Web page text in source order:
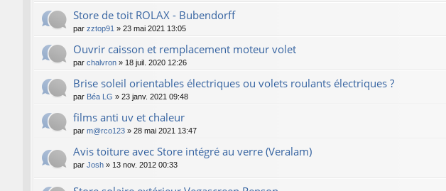
Store de toit ROLAX - Bubendorff
par zztop91 » 23 mai 2021 13:05
Ouvrir caisson et remplacement moteur volet
par chalvron » 18 juil. 2020 12:26
Brise soleil orientables électriques ou volets roulants électriques ?
par Béa LG » 23 janv. 2021 09:48
films anti uv et chaleur
par m@rco123 » 28 mai 2021 13:47
Avis toiture avec Store intégré au verre (Veralam)
par Josh » 13 nov. 2012 00:33